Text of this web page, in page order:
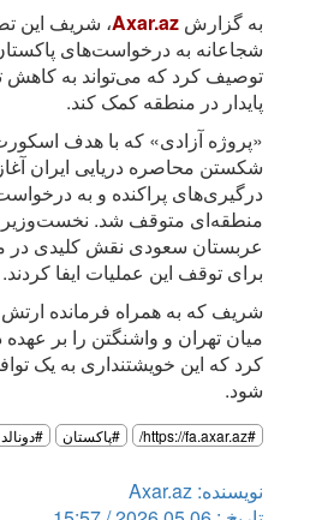
به گزارش Axar.az، شریف این
شجاعانه به درخواست‌های
توصیف کرد که می‌تواند به
پایدار در منطقه کمک کند.
«پروژه آزادی» که با هدف
شکستن محاصره دریایی ایران
درگیری‌های پراکنده و به
منطقه‌ای متوقف شد. نخست‌وزیر
عربستان سعودی نقش کلیدی در
برای توقف این عملیات ایفا کردند.
شریف که به همراه فرمانده
میان تهران و واشنگتن را بر عهده
کرد که این خویشتنداری به یک
شود.
#https://fa.axar.az/ #پاکستان
نویسنده: Axar.az